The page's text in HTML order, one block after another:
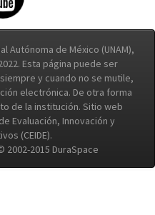
Autónoma de México (UNAM),
Esta página puede ser
y cuando no se mutile,
electrónica. De otra forma
de la institución. Sitio web
Evaluación, Innovación y
(CEIDE).
2015 DuraSpace